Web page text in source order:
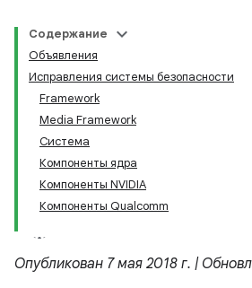
Содержание
Объявления
Исправления системы безопасности
Framework
Media Framework
Система
Компоненты ядра
Компоненты NVIDIA
Компоненты Qualcomm
Опубликован 7 мая 2018 г. |